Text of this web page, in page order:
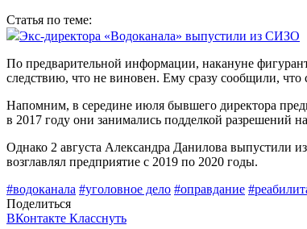
Статья по теме:
Экс-директора «Водоканала» выпустили из СИЗО
По предварительной информации, накануне
следствию, что не виновен. Ему сразу сообщили,
Напомним, в середине июля бывшего директора
в 2017 году они занимались подделкой разрешений
Однако 2 августа Александра Данилова выпустили
возглавлял предприятие с 2019 по 2020 годы.
#водоканала #уголовное дело #оправдание
Поделиться
ВКонтакте Класснуть